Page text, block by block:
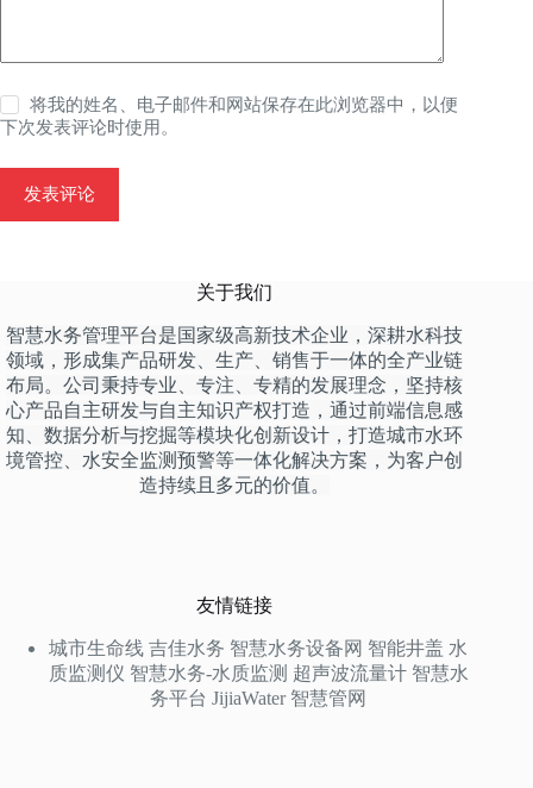
将我的姓名、电子邮件和网站保存在此浏览器中，以便
下次发表评论时使用。
发表评论
关于我们
智慧水务管理平台是国家级高新技术企业，深耕水科技
领域，形成集产品研发、生产、销售于一体的全产业链
布局。公司秉持专业、专注、专精的发展理念，坚持核
心产品自主研发与自主知识产权打造，通过前端信息感
知、数据分析与挖掘等模块化创新设计，打造城市水环
境管控、水安全监测预警等一体化解决方案，为客户创
造持续且多元的价值。
友情链接
城市生命线 吉佳水务 智慧水务设备网 智能井盖 水
质监测仪 智慧水务-水质监测 超声波流量计 智慧水
务平台 JijiaWater 智慧管网